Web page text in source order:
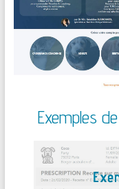
Exemples